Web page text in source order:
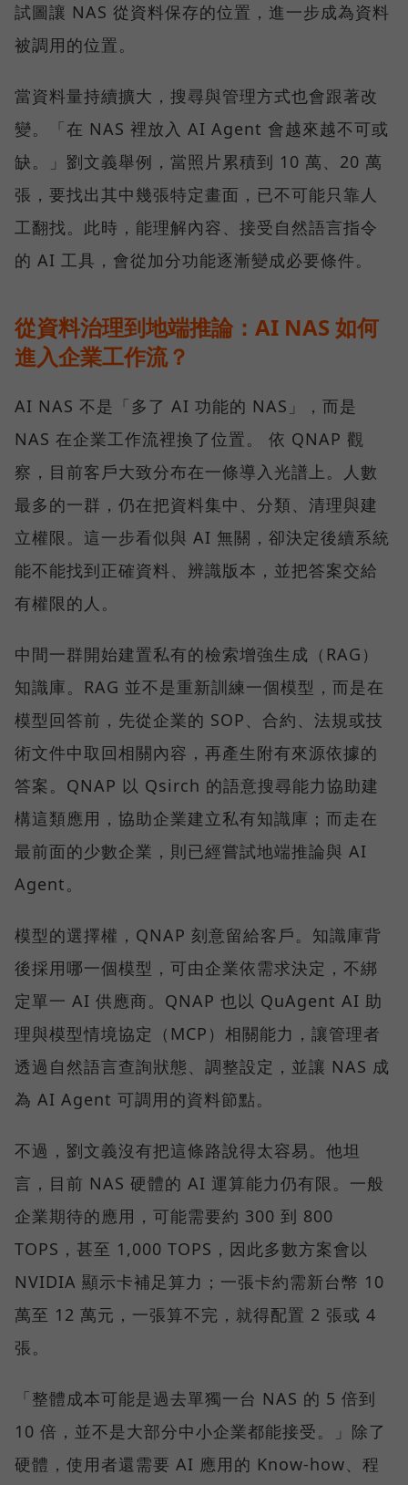
試圖讓 NAS 從資料保存的位置，進一步成為資料
被調用的位置。
當資料量持續擴大，搜尋與管理方式也會跟著改
變。「在 NAS 裡放入 AI Agent 會越來越不可或
缺。」劉文義舉例，當照片累積到 10 萬、20 萬
張，要找出其中幾張特定畫面，已不可能只靠人
工翻找。此時，能理解內容、接受自然語言指令
的 AI 工具，會從加分功能逐漸變成必要條件。
從資料治理到地端推論：AI NAS 如何
進入企業工作流？
AI NAS 不是「多了 AI 功能的 NAS」，而是
NAS 在企業工作流裡換了位置。 依 QNAP 觀
察，目前客戶大致分布在一條導入光譜上。人數
最多的一群，仍在把資料集中、分類、清理與建
立權限。這一步看似與 AI 無關，卻決定後續系統
能不能找到正確資料、辨識版本，並把答案交給
有權限的人。
中間一群開始建置私有的檢索增強生成（RAG）
知識庫。RAG 並不是重新訓練一個模型，而是在
模型回答前，先從企業的 SOP、合約、法規或技
術文件中取回相關內容，再產生附有來源依據的
答案。QNAP 以 Qsirch 的語意搜尋能力協助建
構這類應用，協助企業建立私有知識庫；而走在
最前面的少數企業，則已經嘗試地端推論與 AI
Agent。
模型的選擇權，QNAP 刻意留給客戶。知識庫背
後採用哪一個模型，可由企業依需求決定，不綁
定單一 AI 供應商。QNAP 也以 QuAgent AI 助
理與模型情境協定（MCP）相關能力，讓管理者
透過自然語言查詢狀態、調整設定，並讓 NAS 成
為 AI Agent 可調用的資料節點。
不過，劉文義沒有把這條路說得太容易。他坦
言，目前 NAS 硬體的 AI 運算能力仍有限。一般
企業期待的應用，可能需要約 300 到 800
TOPS，甚至 1,000 TOPS，因此多數方案會以
NVIDIA 顯示卡補足算力；一張卡約需新台幣 10
萬至 12 萬元，一張算不完，就得配置 2 張或 4
張。
「整體成本可能是過去單獨一台 NAS 的 5 倍到
10 倍，並不是大部分中小企業都能接受。」除了
硬體，使用者還需要 AI 應用的 Know-how、程